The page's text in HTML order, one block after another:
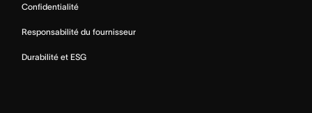
Confidentialité
Responsabilité du fournisseur
Durabilité et ESG